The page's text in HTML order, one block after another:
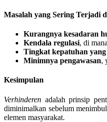
Masalah yang Sering Terjadi
Kurangnya kesadaran
Kendala regulasi, di
Tingkat kepatuhan
Minimnya pengawasan,
Kesimpulan
Verhinderen adalah prinsip
diminimalkan sebelum
elemen masyarakat.